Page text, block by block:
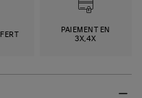
PAIEMENT EN
3X,4X